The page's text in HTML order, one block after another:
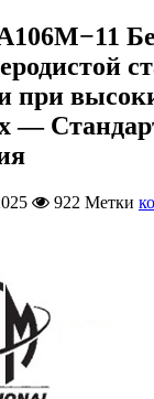
при
—
922 Метки